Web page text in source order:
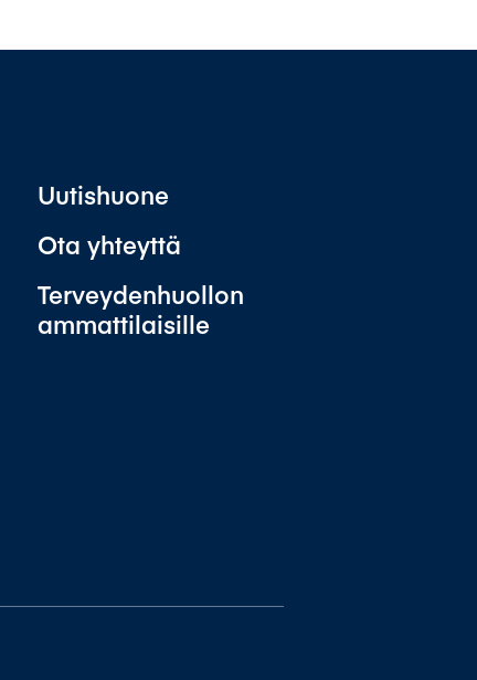
Uutishuone
Ota yhteyttä
Terveydenhuollon
ammattilaisille